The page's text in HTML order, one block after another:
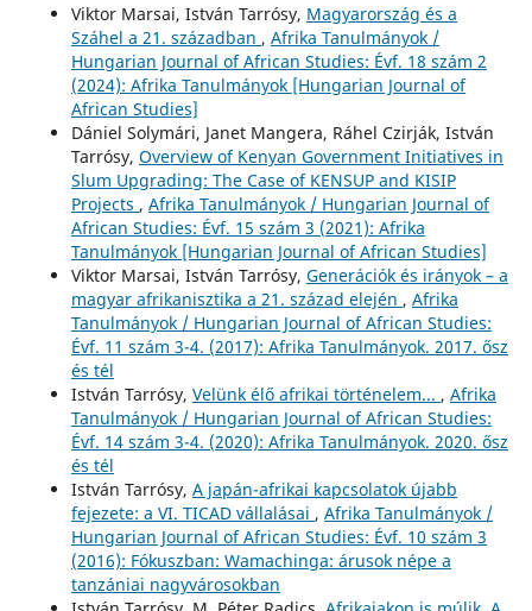
Viktor Marsai, István Tarrósy, Magyarország és a
Száhel a 21. században , Afrika Tanulmányok /
Hungarian Journal of African Studies: Évf. 18 szám 2
(2024): Afrika Tanulmányok [Hungarian Journal of
African Studies]
Dániel Solymári, Janet Mangera, Ráhel Czirják, István
Tarrósy, Overview of Kenyan Government Initiatives in
Slum Upgrading: The Case of KENSUP and KISIP
Projects , Afrika Tanulmányok / Hungarian Journal of
African Studies: Évf. 15 szám 3 (2021): Afrika
Tanulmányok [Hungarian Journal of African Studies]
Viktor Marsai, István Tarrósy, Generációk és irányok – a
magyar afrikanisztika a 21. század elején , Afrika
Tanulmányok / Hungarian Journal of African Studies:
Évf. 11 szám 3-4. (2017): Afrika Tanulmányok. 2017. ősz
és tél
István Tarrósy, Velünk élő afrikai történelem... , Afrika
Tanulmányok / Hungarian Journal of African Studies:
Évf. 14 szám 3-4. (2020): Afrika Tanulmányok. 2020. ősz
és tél
István Tarrósy, A japán-afrikai kapcsolatok újabb
fejezete: a VI. TICAD vállalásai , Afrika Tanulmányok /
Hungarian Journal of African Studies: Évf. 10 szám 3
(2016): Fókuszban: Wamachinga: árusok népe a
tanzániai nagyvárosokban